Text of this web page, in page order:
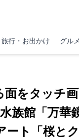
旅行・お出かけ グルメ
をタッチ
族館「万華
ト「桜と